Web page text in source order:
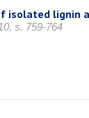
lignin
s. 759-764